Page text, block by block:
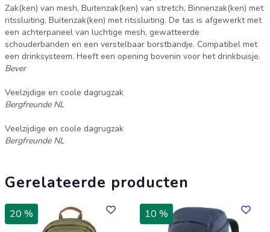
Zak(ken) van mesh, Buitenzak(ken) van stretch, Binnenzak(ken) met
ritssluiting, Buitenzak(ken) met ritssluiting. De tas is afgewerkt met
een achterpaneel van luchtige mesh, gewatteerde
schouderbanden en een verstelbaar borstbandje. Compatibel met
een drinksysteem. Heeft een opening bovenin voor het drinkbuisje.
Bever
Veelzijdige en coole dagrugzak
Bergfreunde NL
Veelzijdige en coole dagrugzak
Bergfreunde NL
Gerelateerde producten
20 % 10 %